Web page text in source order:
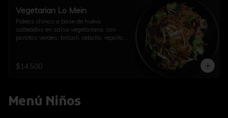
Vegetarian Lo Mein
Fideos chinos a base de huevo
salteados en salsa vegetariana, con
porotos verdes, brócoli, cebolla, repollo,
$14.500
Menú Niños